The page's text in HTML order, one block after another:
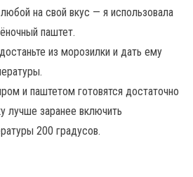
на свой вкус — я использовала
паштет.
из морозилки и дать ему
и паштетом готовятся достаточно
лучше заранее включить
200 градусов.